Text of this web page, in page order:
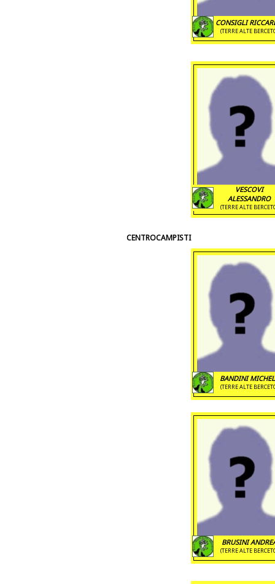
CONSIGLI
(TERRE ALTE
VESCOVI
ALESSANDRO
(TERRE ALTE
CENTROCAMPISTI
BANDINI
(TERRE ALTE
BRUSINI
(TERRE ALTE